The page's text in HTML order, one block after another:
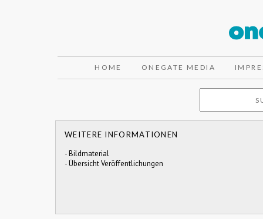
HOME ONEGATE MEDIA
WEITERE INFORMATIONEN
-Bildmaterial
-Übersicht Veröffentlichungen